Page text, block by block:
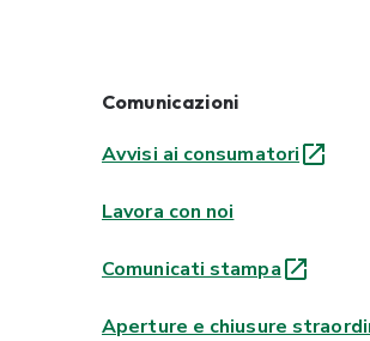
Comunicazioni
Avvisi ai consumatori
Lavora con noi
Comunicati stampa
Aperture e chiusure